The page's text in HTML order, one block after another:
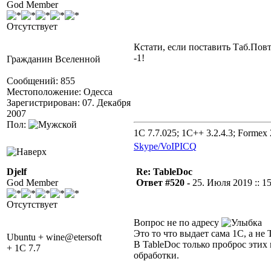
God Member
Отсутствует
Гражданин Вселенной
Сообщений: 855
Местоположение: Одесса
Зарегистрирован: 07. Декабря
2007
Пол:
Кстати, если поставить
-1!
1C 7.7.025; 1C++ 3.2.4.3; Formex
Skype/VoIPICQ
Djelf
God Member
Отсутствует
Ubuntu + wine@etersoft
+ 1C 7.7
Re: TableDoc
Ответ #520 - 25. Июля 2019 ::
Вопрос не по адресу
Это то что выдает сама 1С, а не
В TableDoc только проброс этих
обработки.